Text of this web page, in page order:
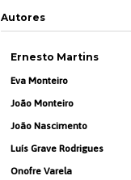
Autores
Ernesto Martins
Eva Monteiro
João Monteiro
João Nascimento
Luís Grave Rodrigues
Onofre Varela